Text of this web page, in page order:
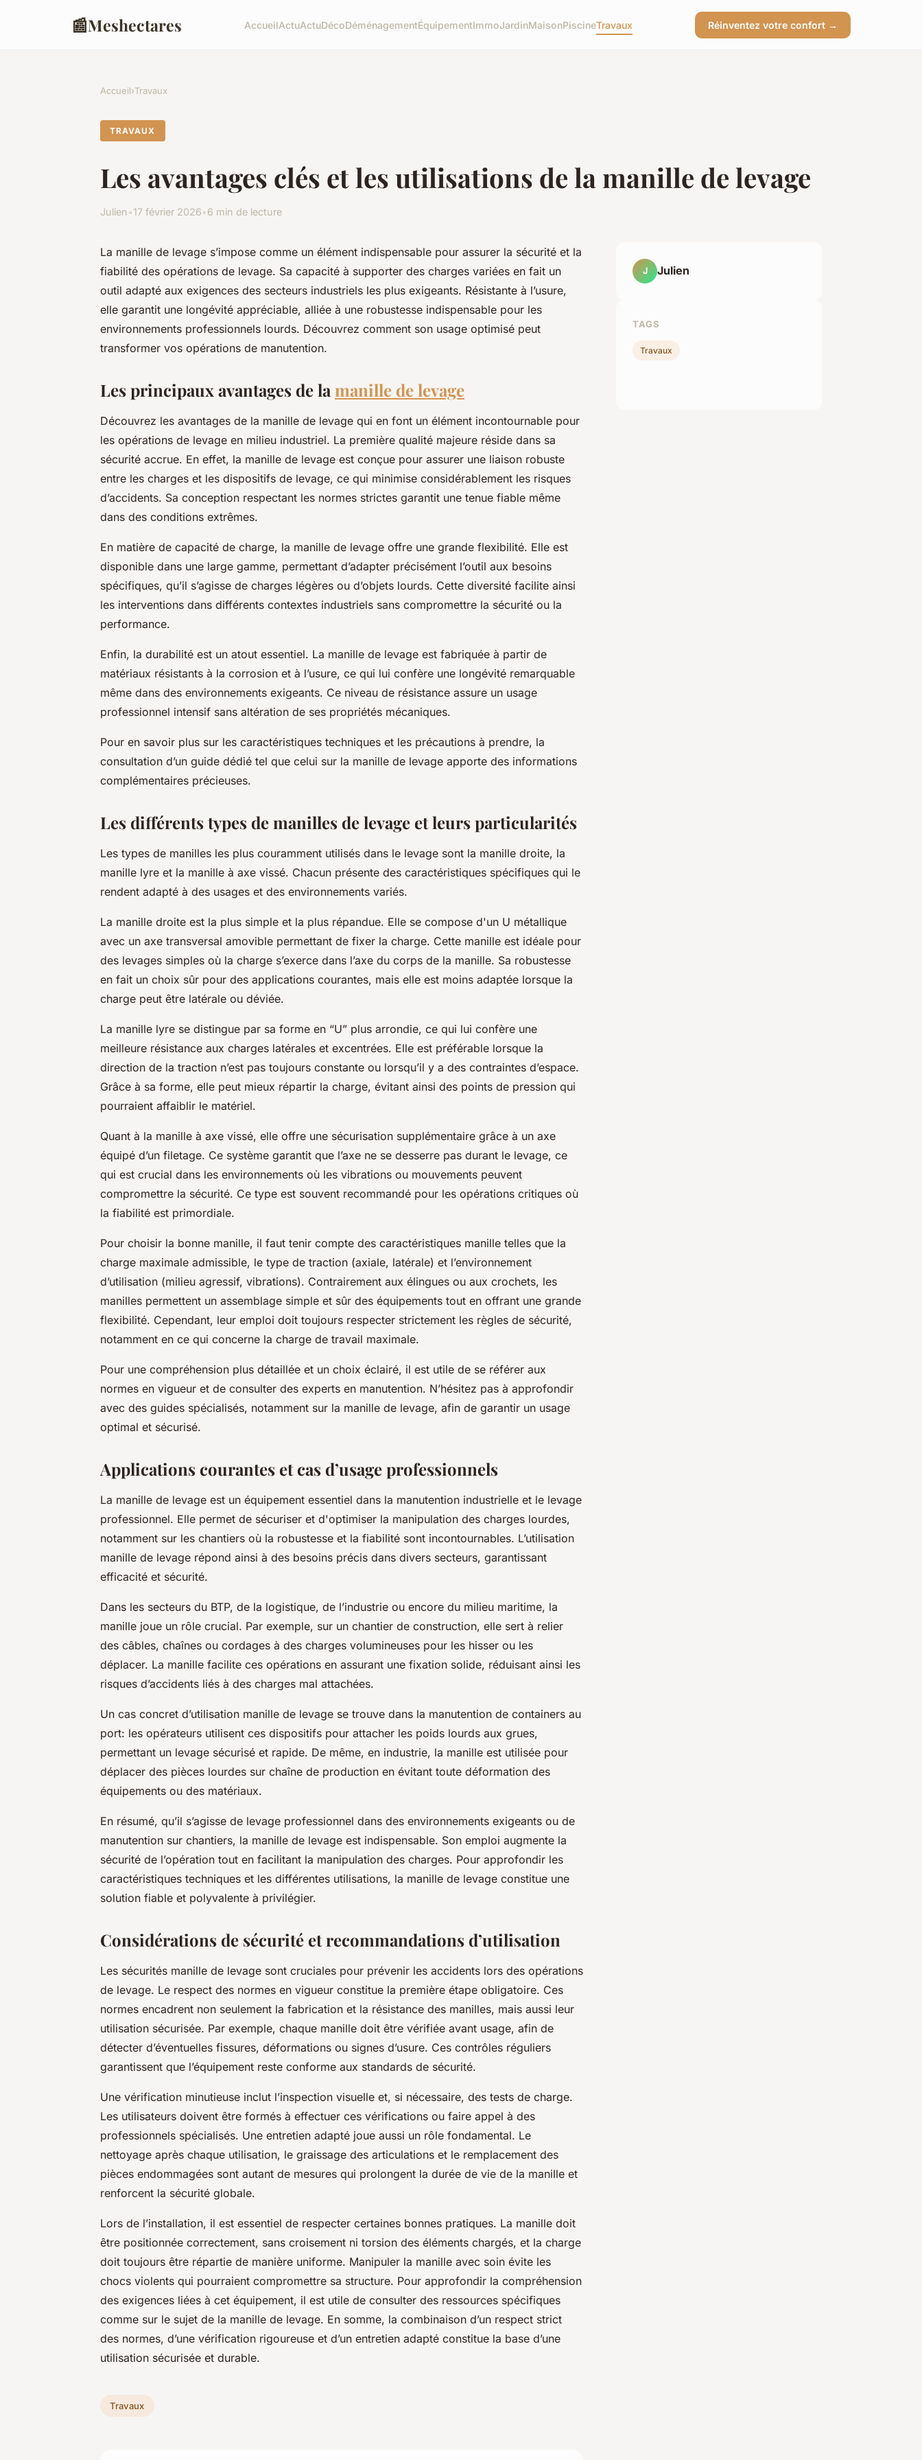
📰Meshectares AccueilActuActuDécoDéménagementÉquipementImmoJardinMaisonPiscineTravaux Réinventez votre confort →
Accueil›Travaux
TRAVAUX
Les avantages clés et les utilisations de la manille de levage
Julien•17 février 2026•6 min de lecture
La manille de levage s’impose comme un élément indispensable pour assurer la sécurité et la
fiabilité des opérations de levage. Sa capacité à supporter des charges variées en fait un
outil adapté aux exigences des secteurs industriels les plus exigeants. Résistante à l’usure,
elle garantit une longévité appréciable, alliée à une robustesse indispensable pour les
environnements professionnels lourds. Découvrez comment son usage optimisé peut
transformer vos opérations de manutention.
Les principaux avantages de la manille de levage
Découvrez les avantages de la manille de levage qui en font un élément incontournable pour
les opérations de levage en milieu industriel. La première qualité majeure réside dans sa
sécurité accrue. En effet, la manille de levage est conçue pour assurer une liaison robuste
entre les charges et les dispositifs de levage, ce qui minimise considérablement les risques
d’accidents. Sa conception respectant les normes strictes garantit une tenue fiable même
dans des conditions extrêmes.
En matière de capacité de charge, la manille de levage offre une grande flexibilité. Elle est
disponible dans une large gamme, permettant d’adapter précisément l’outil aux besoins
spécifiques, qu’il s’agisse de charges légères ou d’objets lourds. Cette diversité facilite ainsi
les interventions dans différents contextes industriels sans compromettre la sécurité ou la
performance.
Enfin, la durabilité est un atout essentiel. La manille de levage est fabriquée à partir de
matériaux résistants à la corrosion et à l’usure, ce qui lui confère une longévité remarquable
même dans des environnements exigeants. Ce niveau de résistance assure un usage
professionnel intensif sans altération de ses propriétés mécaniques.
Pour en savoir plus sur les caractéristiques techniques et les précautions à prendre, la
consultation d’un guide dédié tel que celui sur la manille de levage apporte des informations
complémentaires précieuses.
Les différents types de manilles de levage et leurs particularités
Les types de manilles les plus couramment utilisés dans le levage sont la manille droite, la
manille lyre et la manille à axe vissé. Chacun présente des caractéristiques spécifiques qui le
rendent adapté à des usages et des environnements variés.
La manille droite est la plus simple et la plus répandue. Elle se compose d'un U métallique
avec un axe transversal amovible permettant de fixer la charge. Cette manille est idéale pour
des levages simples où la charge s’exerce dans l’axe du corps de la manille. Sa robustesse
en fait un choix sûr pour des applications courantes, mais elle est moins adaptée lorsque la
charge peut être latérale ou déviée.
La manille lyre se distingue par sa forme en “U” plus arrondie, ce qui lui confère une
meilleure résistance aux charges latérales et excentrées. Elle est préférable lorsque la
direction de la traction n’est pas toujours constante ou lorsqu’il y a des contraintes d’espace.
Grâce à sa forme, elle peut mieux répartir la charge, évitant ainsi des points de pression qui
pourraient affaiblir le matériel.
Quant à la manille à axe vissé, elle offre une sécurisation supplémentaire grâce à un axe
équipé d’un filetage. Ce système garantit que l’axe ne se desserre pas durant le levage, ce
qui est crucial dans les environnements où les vibrations ou mouvements peuvent
compromettre la sécurité. Ce type est souvent recommandé pour les opérations critiques où
la fiabilité est primordiale.
Pour choisir la bonne manille, il faut tenir compte des caractéristiques manille telles que la
charge maximale admissible, le type de traction (axiale, latérale) et l’environnement
d’utilisation (milieu agressif, vibrations). Contrairement aux élingues ou aux crochets, les
manilles permettent un assemblage simple et sûr des équipements tout en offrant une grande
flexibilité. Cependant, leur emploi doit toujours respecter strictement les règles de sécurité,
notamment en ce qui concerne la charge de travail maximale.
Pour une compréhension plus détaillée et un choix éclairé, il est utile de se référer aux
normes en vigueur et de consulter des experts en manutention. N’hésitez pas à approfondir
avec des guides spécialisés, notamment sur la manille de levage, afin de garantir un usage
optimal et sécurisé.
Applications courantes et cas d’usage professionnels
La manille de levage est un équipement essentiel dans la manutention industrielle et le levage
professionnel. Elle permet de sécuriser et d'optimiser la manipulation des charges lourdes,
notamment sur les chantiers où la robustesse et la fiabilité sont incontournables. L’utilisation
manille de levage répond ainsi à des besoins précis dans divers secteurs, garantissant
efficacité et sécurité.
Dans les secteurs du BTP, de la logistique, de l’industrie ou encore du milieu maritime, la
manille joue un rôle crucial. Par exemple, sur un chantier de construction, elle sert à relier
des câbles, chaînes ou cordages à des charges volumineuses pour les hisser ou les
déplacer. La manille facilite ces opérations en assurant une fixation solide, réduisant ainsi les
risques d’accidents liés à des charges mal attachées.
Un cas concret d’utilisation manille de levage se trouve dans la manutention de containers au
port: les opérateurs utilisent ces dispositifs pour attacher les poids lourds aux grues,
permettant un levage sécurisé et rapide. De même, en industrie, la manille est utilisée pour
déplacer des pièces lourdes sur chaîne de production en évitant toute déformation des
équipements ou des matériaux.
En résumé, qu’il s’agisse de levage professionnel dans des environnements exigeants ou de
manutention sur chantiers, la manille de levage est indispensable. Son emploi augmente la
sécurité de l’opération tout en facilitant la manipulation des charges. Pour approfondir les
caractéristiques techniques et les différentes utilisations, la manille de levage constitue une
solution fiable et polyvalente à privilégier.
Considérations de sécurité et recommandations d’utilisation
Les sécurités manille de levage sont cruciales pour prévenir les accidents lors des opérations
de levage. Le respect des normes en vigueur constitue la première étape obligatoire. Ces
normes encadrent non seulement la fabrication et la résistance des manilles, mais aussi leur
utilisation sécurisée. Par exemple, chaque manille doit être vérifiée avant usage, afin de
détecter d’éventuelles fissures, déformations ou signes d’usure. Ces contrôles réguliers
garantissent que l’équipement reste conforme aux standards de sécurité.
Une vérification minutieuse inclut l’inspection visuelle et, si nécessaire, des tests de charge.
Les utilisateurs doivent être formés à effectuer ces vérifications ou faire appel à des
professionnels spécialisés. Une entretien adapté joue aussi un rôle fondamental. Le
nettoyage après chaque utilisation, le graissage des articulations et le remplacement des
pièces endommagées sont autant de mesures qui prolongent la durée de vie de la manille et
renforcent la sécurité globale.
Lors de l’installation, il est essentiel de respecter certaines bonnes pratiques. La manille doit
être positionnée correctement, sans croisement ni torsion des éléments chargés, et la charge
doit toujours être répartie de manière uniforme. Manipuler la manille avec soin évite les
chocs violents qui pourraient compromettre sa structure. Pour approfondir la compréhension
des exigences liées à cet équipement, il est utile de consulter des ressources spécifiques
comme sur le sujet de la manille de levage. En somme, la combinaison d’un respect strict
des normes, d’une vérification rigoureuse et d’un entretien adapté constitue la base d’une
utilisation sécurisée et durable.
Travaux
J Julien
TAGS
Travaux